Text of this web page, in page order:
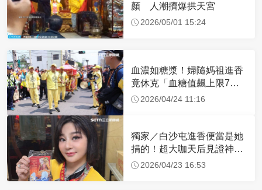
顏 人潮擠爆拱天宮
2026/05/01 15:24
血濃如糖漿！婦隨媽祖進香
竟休克「血糖值飆上限7
倍」 醫曝原因
2026/04/24 11:16
獨家／白沙屯進香便當是她
捐的！超大咖天后見證神
蹟 一靠近媽祖就爆哭
2026/04/23 16:53